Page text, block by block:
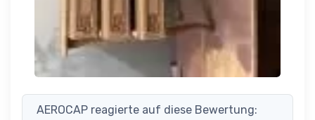
AEROCAP reagierte auf diese Bewertung: